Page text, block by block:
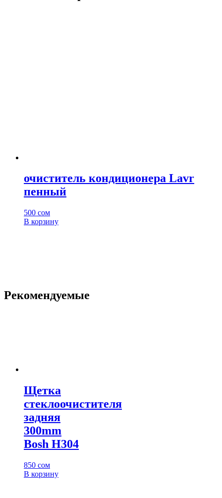
очиститель кондиционера Lavr
пенный
500 сом
В корзину
Рекомендуемые
Щетка
стеклоочистителя
задняя
300mm
Bosh H304
850 сом
В корзину